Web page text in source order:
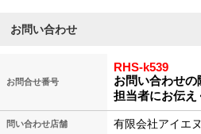
お問い合わせ
お問合せ番号
RHS-k539
お問い合わせ
担当者にお伝え
問い合わせ店舗 有限会社アイエ